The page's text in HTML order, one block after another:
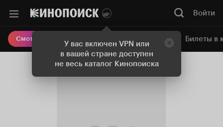
У вас включен VPN или
в вашей стране доступен
не весь каталог Кинопоиска
Войти
Смотреть кино Онлайн-кинотеатр Билеты в